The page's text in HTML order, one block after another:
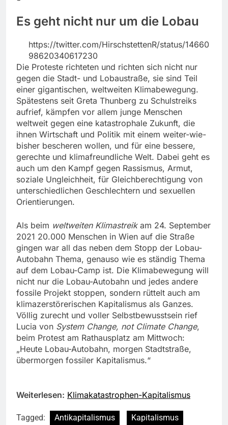
Es geht nicht nur um die Lobau
https://twitter.com/HirschstettenR/status/14660
98620340617230
Die Proteste richteten und richten sich nicht nur
gegen die Stadt- und Lobaustraße, sie sind Teil
einer gigantischen, weltweiten Klimabewegung.
Spätestens seit Greta Thunberg zu Schulstreiks
aufrief, kämpfen vor allem junge Menschen
weltweit gegen eine katastrophale Zukunft, die
ihnen Wirtschaft und Politik mit einem weiter-wie-
bisher bescheren wollen, und für eine bessere,
gerechte und klimafreundliche Welt. Dabei geht es
auch um den Kampf gegen Rassismus, Armut,
soziale Ungleichheit, für Gleichberechtigung von
unterschiedlichen Geschlechtern und sexuellen
Orientierungen.
Als beim weltweiten Klimastreikam 24. September
2021 20.000 Menschen in Wien auf die Straße
gingen war all das neben dem Stopp der Lobau-
Autobahn Thema, genauso wie es ständig Thema
auf dem Lobau-Camp ist. Die Klimabewegung will
nicht nur die Lobau-Autobahn und jedes andere
fossile Projekt stoppen, sondern rüttelt auch am
klimazerstörerischen Kapitalismus als Ganzes.
Völlig zurecht und voller Selbstbewusstsein rief
Lucia von System Change, not Climate Change,
beim Protest am Rathausplatz am Mittwoch:
„Heute Lobau-Autobahn, morgen Stadtstraße,
übermorgen fossiler Kapitalismus.“
Weiterlesen: Klimakatastrophen-Kapitalismus
Tagged: Antikapitalismus Kapitalismus